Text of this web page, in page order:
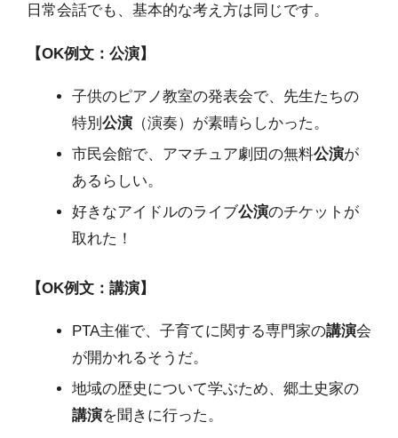
日常会話でも、基本的な考え方は同じです。
【OK例文：公演】
子供のピアノ教室の発表会で、先生たちの
特別 公演 （演奏）が素晴らしかった。
市民会館で、アマチュア劇団の無料公演が
あるらしい。
好きなアイドルのライブ公演のチケットが
取れた！
【OK例文：講演】
PTA主催で、子育てに関する専門家の講演会
が開かれるそうだ。
地域の歴史について学ぶため、郷土史家の
講演を聞きに行った。